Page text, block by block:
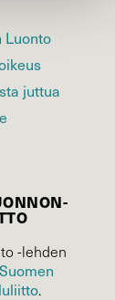
Luonto
juttua
-lehden
Suomen
.